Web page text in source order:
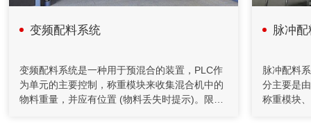
2020年04月26日
充填机通过螺旋给料机和计量装置送至搅拌桶，通过调节给料
机的转速来控制下料量。水管上装有流量计对水量进行计量，
变频配料系统
变频配料系统是一种用于预混合的装置，PLC作
为单元的主要控制，称重模块来收集混合机中的
物料重量，并应有位置 (物料丢失时提示)。限位
脉冲
脉冲配料
分主要是
称重模块